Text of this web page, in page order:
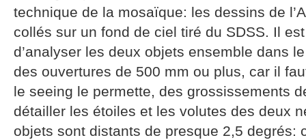
technique de la mosaïque: les dessins de
collés sur un fond de ciel tiré du SDSS. Il
d’analyser les deux objets ensemble dans
des ouvertures de 500 mm ou plus, car il
le seeing le permette, des grossissements
détailler les étoiles et les volutes des deux
objets sont distants de presque 2,5 degrés: